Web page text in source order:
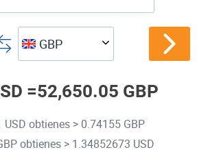
GBP
=52,650.05 GBP
USD obtienes > 0.74155 GBP
obtienes > 1.34852673 USD